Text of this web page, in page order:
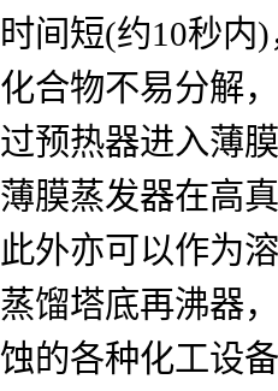
时间短(约10秒内)
化合物不易分解
过预热器进入薄膜
薄膜蒸发器在高
此外亦可以作为溶
蒸馏塔底再沸器
蚀的各种化工